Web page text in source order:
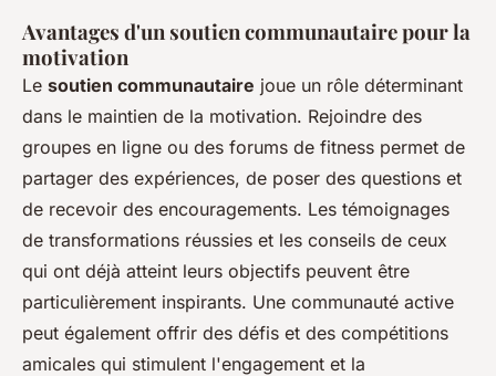
Avantages d'un soutien communautaire pour la
motivation
Le soutien communautaire joue un rôle déterminant
dans le maintien de la motivation. Rejoindre des
groupes en ligne ou des forums de fitness permet de
partager des expériences, de poser des questions et
de recevoir des encouragements. Les témoignages
de transformations réussies et les conseils de ceux
qui ont déjà atteint leurs objectifs peuvent être
particulièrement inspirants. Une communauté active
peut également offrir des défis et des compétitions
amicales qui stimulent l'engagement et la